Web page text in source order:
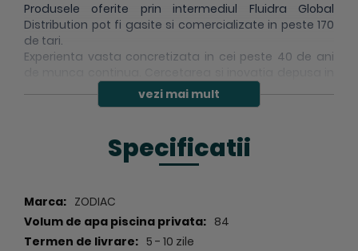
Produsele oferite prin intermediul Fluidra Global
Distribution pot fi gasite si comercializate in peste 170
de tari.
Experienta vasta concretizata in cei peste 40 de ani
ceea ce priveste perfectionarea produselor
comercializate sub marcile detinute AstralPool,
Certekin, Piscine Laghetto stau la baza succesului la
Peste 40 000 de profesionisti si peste 2 000 000 de
produse din portofoliul producatorului.
Solutii inovative si sustenabile.
Din aceste motive si multe altele, sistemele si
vezi mai mult
Specificatii
SpecificatiiZODIAC
84
5 - 10 zile